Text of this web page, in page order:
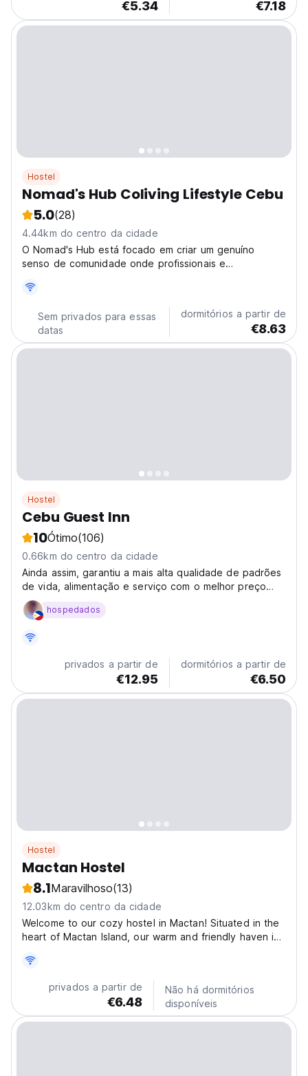
€5.34 €7.18
Hostel
Nomad's Hub Coliving Lifestyle Cebu
5.0(28)
4.44km do centro da cidade
O Nomad's Hub está focado em criar um genuíno
senso de comunidade onde profissionais e
conhecimentos. Trabalhar. Estudar. Comer. Dormir.
Sem privados para essas
datas
dormitórios a partir de
€8.63
Hostel
Cebu Guest Inn
10Ótimo(106)
0.66km do centro da cidade
Ainda assim, garantiu a mais alta qualidade de padrões
de vida, alimentação e serviço com o melhor preço
acessível
hospedados
privados a partir de
€12.95
dormitórios a partir de
€6.50
Hostel
Mactan Hostel
8.1Maravilhoso(13)
12.03km do centro da cidade
Welcome to our cozy hostel in Mactan! Situated in the
heart of Mactan Island, our warm and friendly haven is
beaches, the airport, and Mactan Export Processing
Zones. Enjoy complimentary high-speed Wi-Fi and...
privados a partir de
€6.48
Não há dormitórios
disponíveis